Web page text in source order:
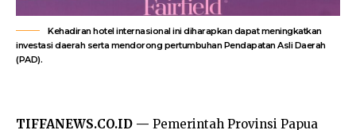
Kehadiran hotel internasional ini diharapkan dapat meningkatkan
investasi daerah serta mendorong pertumbuhan Pendapatan Asli Daerah
(PAD).
TIFFANEWS.CO.ID — Pemerintah Provinsi Papua